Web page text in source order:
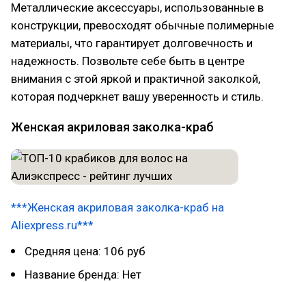
Металлические аксессуары, использованные в
конструкции, превосходят обычные полимерные
материалы, что гарантирует долговечность и
надежность. Позвольте себе быть в центре
внимания с этой яркой и практичной заколкой,
которая подчеркнет вашу уверенность и стиль.
Женская акриловая заколка-краб
***Женская акриловая заколка-краб на
Aliexpress.ru***
Средняя цена: 106 руб
Название бренда: Нет